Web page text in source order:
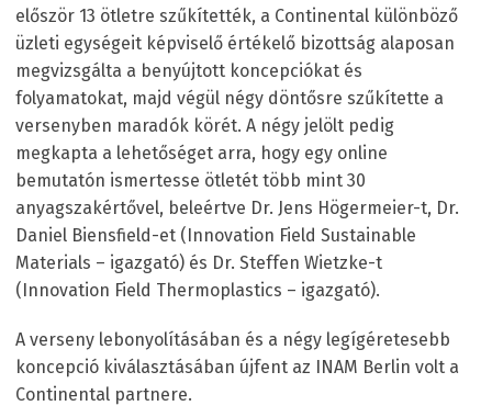
először 13 ötletre szűkítették, a Continental különböző
üzleti egységeit képviselő értékelő bizottság alaposan
megvizsgálta a benyújtott koncepciókat és
folyamatokat, majd végül négy döntősre szűkítette a
versenyben maradók körét. A négy jelölt pedig
megkapta a lehetőséget arra, hogy egy online
bemutatón ismertesse ötletét több mint 30
anyagszakértővel, beleértve Dr. Jens Högermeier-t, Dr.
Daniel Biensfield-et (Innovation Field Sustainable
Materials – igazgató) és Dr. Steffen Wietzke-t
(Innovation Field Thermoplastics – igazgató).
A verseny lebonyolításában és a négy legígéretesebb
koncepció kiválasztásában újfent az INAM Berlin volt a
Continental partnere.